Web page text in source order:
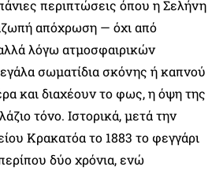
περιπτώσεις όπου η Σελήνη
απόχρωση — όχι από
λόγω ατμοσφαιρικών
σωματίδια σκόνης ή καπνού
και διαχέουν το φως, η όψη της
τόνο. Ιστορικά, μετά την
Κρακατόα το 1883 το φεγγάρι
δύο χρόνια, ενώ